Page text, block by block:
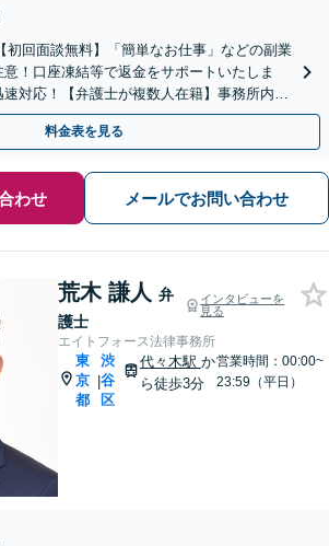
初回面談無料】「簡単なお仕事」などの副業
！口座凍結等で返金をサポートいたしま
対応！【弁護士が複数人在籍】事務所内で
夜間面談可】【虎ノ門駅1分】
料金表を見る
わせ メールでお問い合わせ
荒木 謙人 弁
護士
インタビューを
見る
エイトフォース法律事務所
東
京
都
|
渋
谷
区
代々木駅 か
ら徒歩3分
営業時間：00:00~
23:59（平日）